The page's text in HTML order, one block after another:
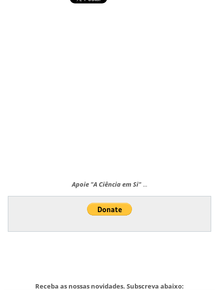
Apoie "A Ciência em Si" ...
Receba as nossas novidades. Subscreva abaixo: